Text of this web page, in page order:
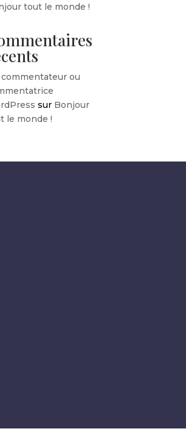
tout le monde !
commentateur ou
sur Bonjour
le monde !